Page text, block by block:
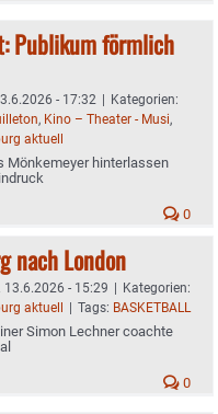
Publikum förmlich
- 17:32 | Kategorien:
, Kino – Theater - Musi,
aktuell
Mönkemeyer hinterlassen
0
nach London
13.6.2026 - 15:29 | Kategorien:
aktuell | Tags: BASKETBALL
Simon Lechner coachte
0